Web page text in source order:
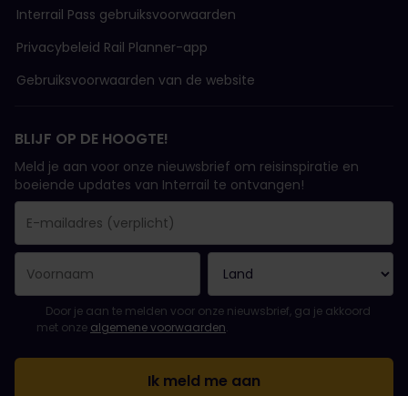
Interrail Pass gebruiksvoorwaarden
Privacybeleid Rail Planner-app
Gebruiksvoorwaarden van de website
BLIJF OP DE HOOGTE!
Meld je aan voor onze nieuwsbrief om reisinspiratie en
boeiende updates van Interrail te ontvangen!
Je inschrijving is gelukt..
E-mailadres is een verplicht veld!
E-mailadres is ongeldig!
Fout bij het abonneren op de nieuwsbrief. Probeer het later
Je hebt je al geabonneerd op deze nieuwsbrief!
Ga akkoord met de algemene voorwaarden om je in te
Door je aan te melden voor onze nieuwsbrief, ga je akkoord
met onze algemene voorwaarden.